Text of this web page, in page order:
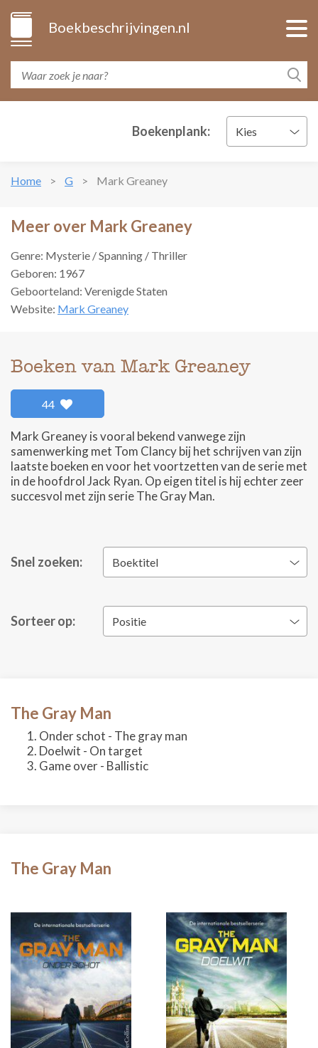
Boekbeschrijvingen.nl
Boekenplank: Kies
Home G Mark Greaney
Meer over Mark Greaney
Genre: Mysterie / Spanning / Thriller
Geboren: 1967
Geboorteland: Verenigde Staten
Website: Mark Greaney
Boeken van Mark Greaney
44
Mark Greaney is vooral bekend vanwege zijn
samenwerking met Tom Clancy bij het schrijven van zijn
laatste boeken en voor het voortzetten van de serie met
in de hoofdrol Jack Ryan. Op eigen titel is hij echter zeer
succesvol met zijn serie The Gray Man.
Snel zoeken: Boektitel
Sorteer op: Positie
The Gray Man
Onder schot - The gray man
Doelwit - On target
Game over - Ballistic
The Gray Man